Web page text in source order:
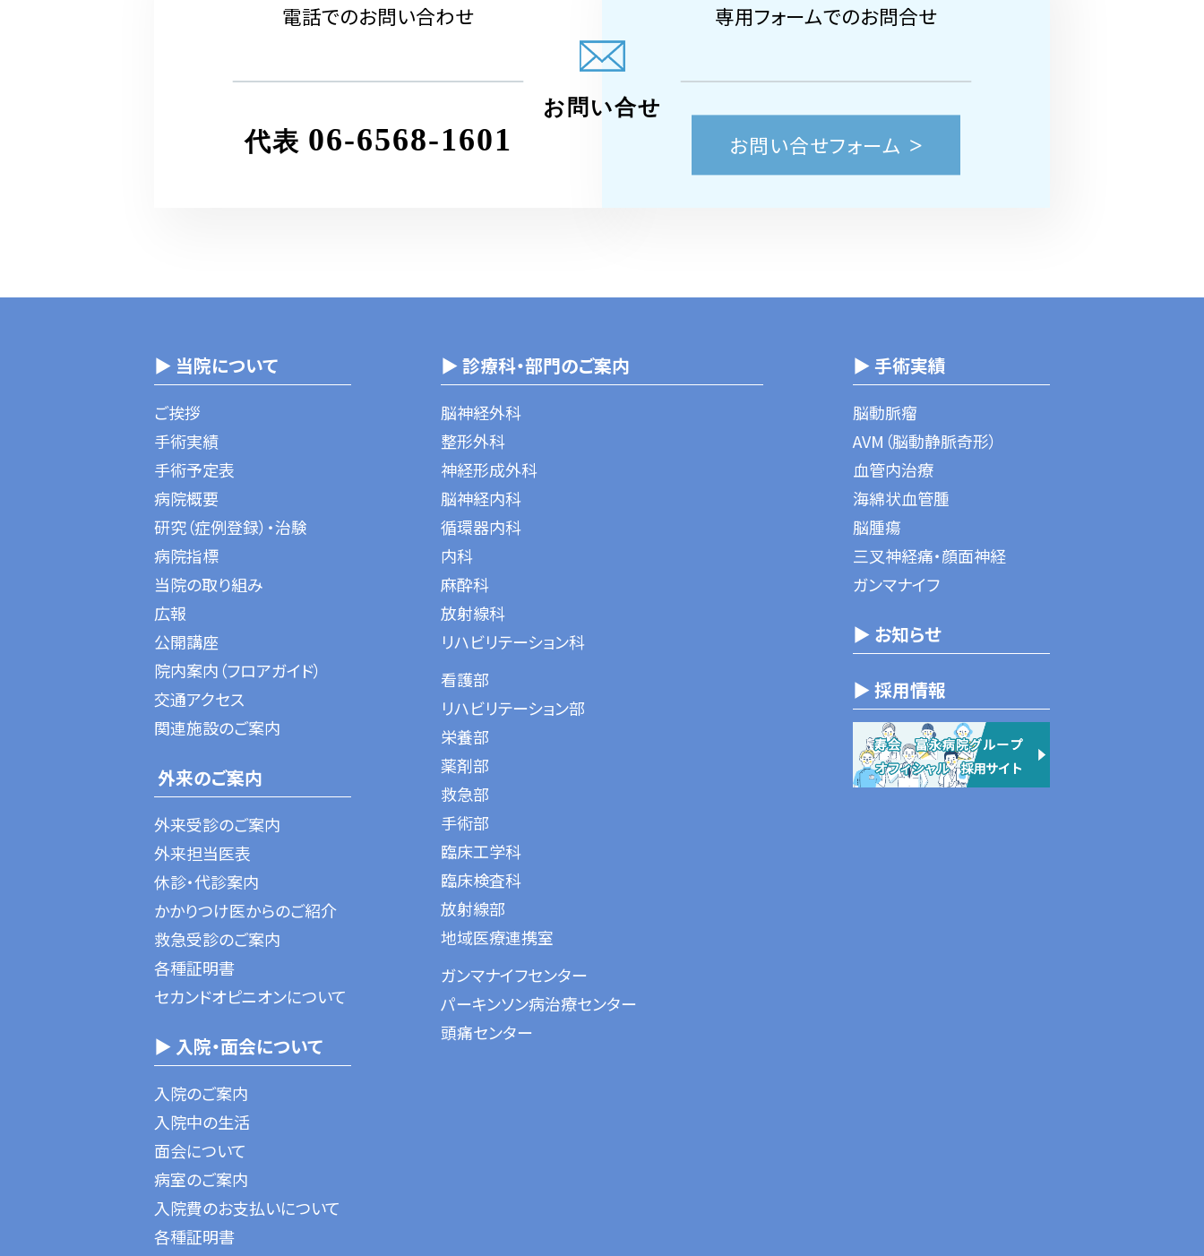
電話でのお問い合わせ
代表 06-6568-1601
専用フォームでのお問合せ
お問い合せフォーム
お問い合せ
▶ 当院について
ご挨拶
手術実績
手術予定表
病院概要
研究（症例登録）・治験
病院指標
当院の取り組み
広報
公開講座
院内案内（フロアガイド）
交通アクセス
関連施設のご案内
外来のご案内
外来受診のご案内
外来担当医表
休診・代診案内
かかりつけ医からのご紹介
救急受診のご案内
各種証明書
セカンドオピニオンについて
▶ 入院・面会について
入院のご案内
入院中の生活
面会について
病室のご案内
入院費のお支払いについて
各種証明書
▶ 診療科・部門のご案内
脳神経外科
整形外科
神経形成外科
脳神経内科
循環器内科
内科
麻酔科
放射線科
リハビリテーション科
看護部
リハビリテーション部
栄養部
薬剤部
救急部
手術部
臨床工学科
臨床検査科
放射線部
地域医療連携室
ガンマナイフセンター
パーキンソン病治療センター
頭痛センター
▶ 手術実績
脳動脈瘤
AVM（脳動静脈奇形）
血管内治療
海綿状血管腫
脳腫瘍
三叉神経痛・顔面神経
ガンマナイフ
▶ お知らせ
▶ 採用情報